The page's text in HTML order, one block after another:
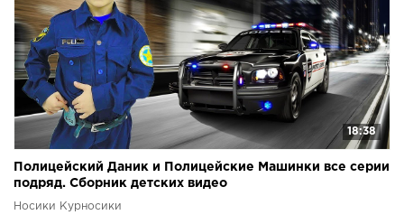
18:38
Полицейский Даник и Полицейские Машинки все серии
подряд. Сборник детских видео
Носики Курносики